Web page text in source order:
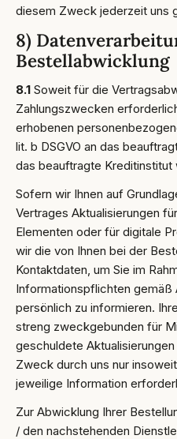
diesem Zweck jederzeit uns
8)
Bestellabwicklung
8.1 Soweit für die
Zahlungszwecken
erhobenen
lit. b DSGVO an das
das beauftragte
Sofern wir Ihnen auf
Vertrages Aktualisierungen
Elementen oder für digitale
wir die von Ihnen bei der
Kontaktdaten, um Sie im
Informationspflichten gemäß
persönlich zu informieren.
streng zweckgebunden für
geschuldete
Zweck durch uns nur
jeweilige Information
Zur Abwicklung Ihrer
/ den nachstehenden